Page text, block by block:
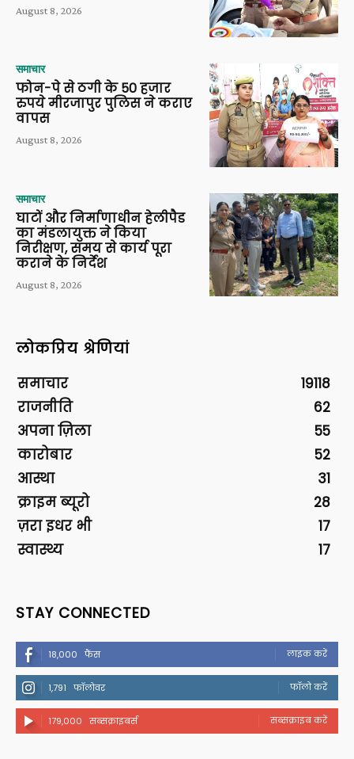
August 8, 2026
समाचार
फोन-पे से ठगी के 50 हजार
रुपये मीरजापुर पुलिस ने कराए
वापस
August 8, 2026
समाचार
घाटों और निर्माणाधीन हेलीपैड
का मंडलायुक्त ने किया
निरीक्षण, समय से कार्य पूरा
कराने के निर्देश
August 8, 2026
लोकप्रिय श्रेणियां
समाचार
19118
राजनीति
62
अपना ज़िला
55
कारोबार
52
आस्था
31
क्राइम ब्यूरो
28
ज़रा इधर भी
17
स्वास्थ्य
17
STAY CONNECTED
18,000 फैंस लाइक करें
1,791 फॉलोवर फॉलो करें
179,000 सब्सक्राइबर्स सब्सक्राइब करें